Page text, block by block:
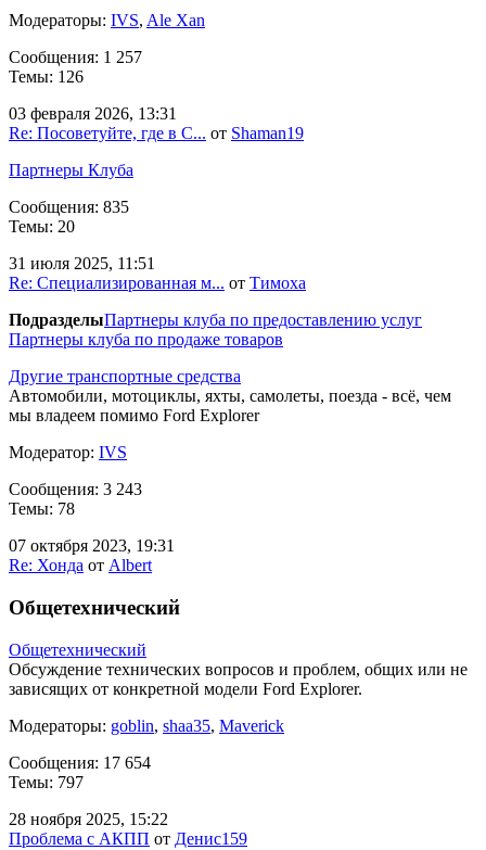
Модераторы: IVS, Ale Xan
Сообщения: 1 257
Темы: 126
03 февраля 2026, 13:31
Re: Посоветуйте, где в С... от Shaman19
Партнеры Клуба
Сообщения: 835
Темы: 20
31 июля 2025, 11:51
Re: Специализированная м... от Тимоха
ПодразделыПартнеры клуба по предоставлению услуг
Партнеры клуба по продаже товаров
Другие транспортные средства
Автомобили, мотоциклы, яхты, самолеты, поезда - всё, чем
мы владеем помимо Ford Explorer
Модератор: IVS
Сообщения: 3 243
Темы: 78
07 октября 2023, 19:31
Re: Хонда от Albert
Общетехнический
Общетехнический
Обсуждение технических вопросов и проблем, общих или не
зависящих от конкретной модели Ford Explorer.
Модераторы: goblin, shaa35, Maverick
Сообщения: 17 654
Темы: 797
28 ноября 2025, 15:22
Проблема с АКПП от Денис159